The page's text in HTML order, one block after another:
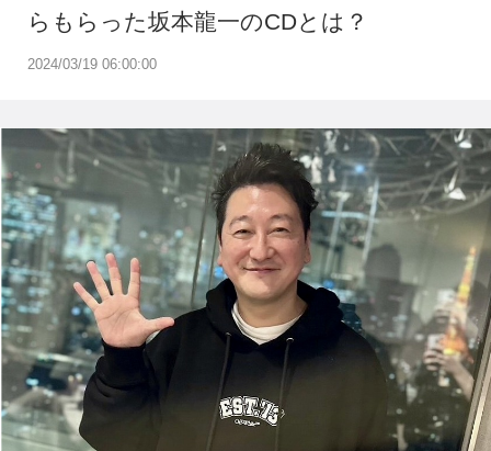
2024/03/19 06:00:00
らもらった坂本龍一のCDとは？